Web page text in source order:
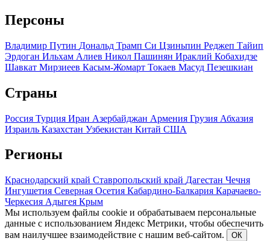
Персоны
Владимир Путин Дональд Трамп Си Цзиньпин Реджеп Тайип
Эрдоган Ильхам Алиев Никол Пашинян Ираклий Кобахидзе
Шавкат Мирзиеев Касым-Жомарт Токаев Масуд Пезешкиан
Страны
Россия Турция Иран Азербайджан Армения Грузия Абхазия
Израиль Казахстан Узбекистан Китай США
Регионы
Краснодарский край Ставропольский край Дагестан Чечня
Ингушетия Северная Осетия Кабардино-Балкария Карачаево-
Черкесия Адыгея Крым
Мы используем файлы cookie и обрабатываем персональные
данные с использованием Яндекс Метрики, чтобы обеспечить
вам наилучшее взаимодействие с нашим веб-сайтом.
ОК